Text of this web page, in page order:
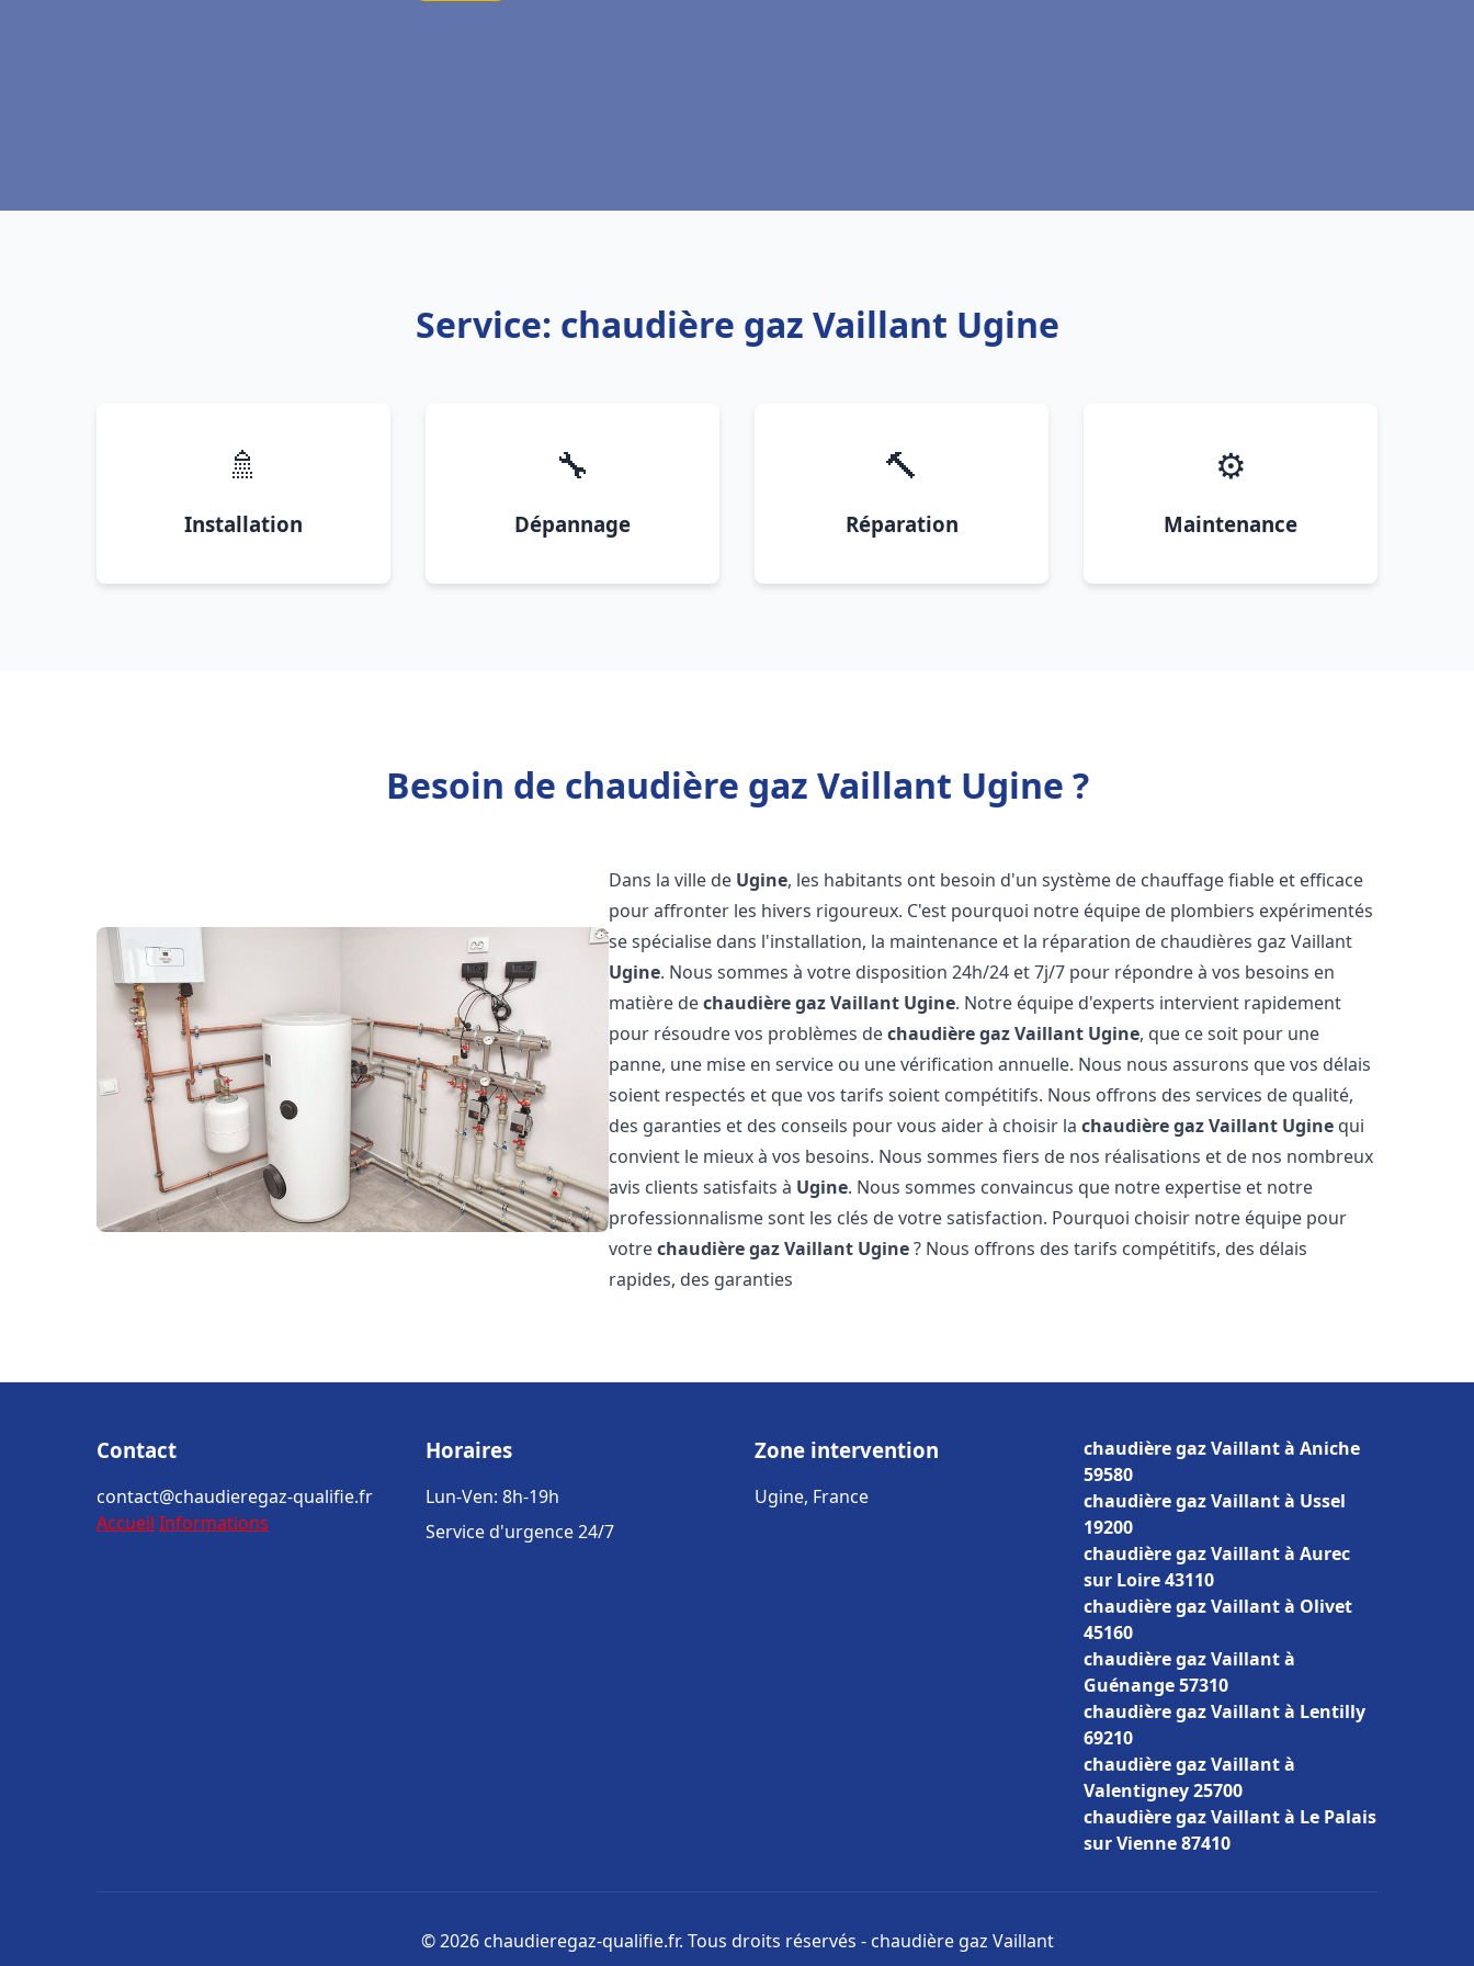
Service: chaudière gaz Vaillant Ugine
🚿
Installation
🔧
Dépannage
🔨
Réparation
⚙️
Maintenance
Besoin de chaudière gaz Vaillant Ugine ?
Dans la ville de Ugine, les habitants ont besoin d'un système de chauffage fiable et efficace
pour affronter les hivers rigoureux. C'est pourquoi notre équipe de plombiers expérimentés
se spécialise dans l'installation, la maintenance et la réparation de chaudières gaz Vaillant
Ugine. Nous sommes à votre disposition 24h/24 et 7j/7 pour répondre à vos besoins en
matière dechaudière gaz Vaillant Ugine. Notre équipe d'experts intervient rapidement
pour résoudre vos problèmes dechaudière gaz Vaillant Ugine, que ce soit pour une
panne, une mise en service ou une vérification annuelle. Nous nous assurons que vos délais
soient respectés et que vos tarifs soient compétitifs. Nous offrons des services de qualité,
des garanties et des conseils pour vous aider à choisir lachaudière gaz Vaillant Ugine qui
convient le mieux à vos besoins. Nous sommes fiers de nos réalisations et de nos nombreux
avis clients satisfaits à Ugine. Nous sommes convaincus que notre expertise et notre
professionnalisme sont les clés de votre satisfaction. Pourquoi choisir notre équipe pour
votrechaudière gaz Vaillant Ugine? Nous offrons des tarifs compétitifs, des délais
rapides, des garanties
Contact
contact@chaudieregaz-qualifie.fr
Accueil Informations
Horaires
Lun-Ven: 8h-19h
Service d'urgence 24/7
Zone intervention
Ugine, France
chaudière gaz Vaillant à Aniche
59580
chaudière gaz Vaillant à Ussel
19200
chaudière gaz Vaillant à Aurec
sur Loire 43110
chaudière gaz Vaillant à Olivet
45160
chaudière gaz Vaillant à
Guénange 57310
chaudière gaz Vaillant à Lentilly
69210
chaudière gaz Vaillant à
Valentigney 25700
chaudière gaz Vaillant à Le Palais
sur Vienne 87410
© 2026 chaudieregaz-qualifie.fr. Tous droits réservés - chaudière gaz Vaillant